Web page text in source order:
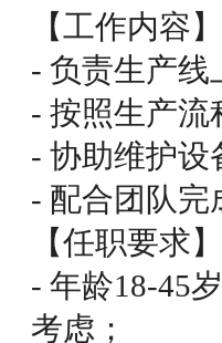
【工作内容】
- 负责生产线
- 按照生产流
- 协助维护设
- 配合团队完
【任职要求】
- 年龄18-45
考虑；